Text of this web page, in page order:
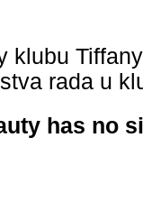
klubu
rada u
has no